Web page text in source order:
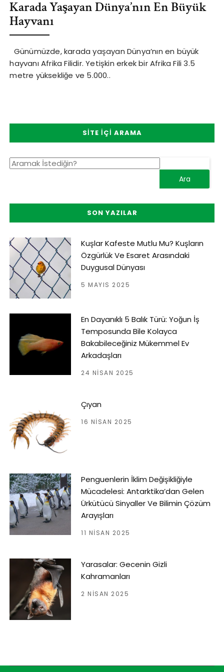
Karada Yaşayan Dünya’nın En Büyük
Hayvanı
Günümüzde, karada yaşayan Dünya’nın en büyük
hayvanı Afrika Filidir. Yetişkin erkek bir Afrika Fili 3.5
metre yüksekliğe ve 5.000..
SITE İÇI ARAMA
SON YAZILAR
Kuşlar Kafeste Mutlu Mu? Kuşların
Özgürlük Ve Esaret Arasındaki
Duygusal Dünyası
5 MAYIS 2025
En Dayanıklı 5 Balık Türü: Yoğun İş
Temposunda Bile Kolayca
Bakabileceğiniz Mükemmel Ev
Arkadaşları
24 NISAN 2025
Çıyan
16 NISAN 2025
Penguenlerin İklim Değişikliğiyle
Mücadelesi: Antarktika’dan Gelen
Ürkütücü Sinyaller Ve Bilimin Çözüm
Arayışları
11 NISAN 2025
Yarasalar: Gecenin Gizli
Kahramanları
2 NISAN 2025